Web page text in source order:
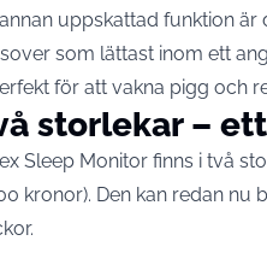
uppskattad funktion
som lättast inom ett
för att vakna pigg och
storlekar –
Sleep Monitor finns i två
kronor). Den kan redan nu